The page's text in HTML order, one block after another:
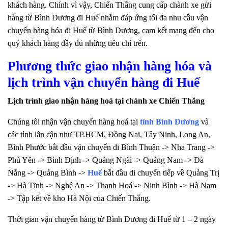
khách hàng. Chính vì vậy, Chiến Thắng cung cấp chành xe gửi
hàng từ Bình Dương đi Huế nhằm đáp ứng tối đa nhu cầu vận
chuyển hàng hóa đi Huế từ Bình Dương, cam kết mang đến cho
quý khách hàng đầy đủ những tiêu chí trên.
Phương thức giao nhận hàng hóa và
lịch trình vận chuyển hàng đi Huế
Lịch trình giao nhận hàng hoá tại chành xe Chiến Thắng
Chúng tôi nhận vận chuyển hàng hoá tại tỉnh Bình Dương và
các tỉnh lân cận như TP.HCM, Đồng Nai, Tây Ninh, Long An,
Bình Phước bắt đầu vận chuyển đi Bình Thuận -> Nha Trang ->
Phú Yên -> Bình Định -> Quảng Ngãi -> Quảng Nam -> Đà
Nẵng -> Quảng Bình -> Huếbắt đầu di chuyển tiếp về Quảng Trị
-> Hà Tĩnh -> Nghệ An -> Thanh Hoá -> Ninh Bình -> Hà Nam
-> Tập kết về kho Hà Nội của Chiến Thắng.
Thời gian vận chuyển hàng từ Bình Dương đi Huế từ 1 – 2 ngày